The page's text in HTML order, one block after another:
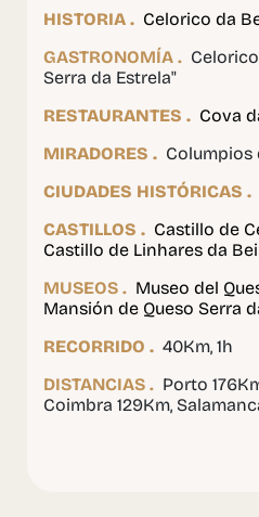
HISTORIA . Celorico da
GASTRONOMÍA .
Serra da Estrela"
RESTAURANTES . Cova
MIRADORES . Columpios
CIUDADES HISTÓRICAS .
CASTILLOS . Castillo de
Castillo de Linhares da
MUSEOS . Museo del
Mansión de Queso Serra
RECORRIDO . 40Km, 1h
DISTANCIAS . Porto
Coimbra 129Km,